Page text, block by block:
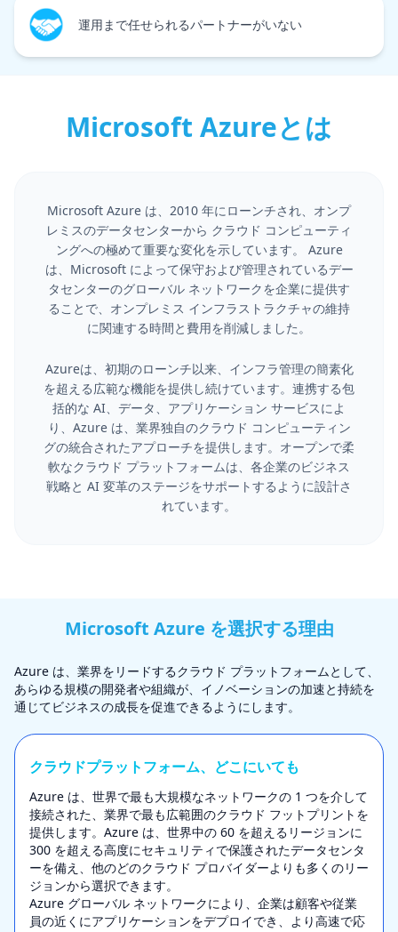
運用まで任せられるパートナーがいない
Microsoft Azureとは
Microsoft Azure は、2010 年にローンチされ、オンプ
レミスのデータセンターから クラウド コンピューティ
ングへの極めて重要な変化を示しています。 Azure
は、Microsoft によって保守および管理されているデー
タセンターのグローバル ネットワークを企業に提供す
ることで、オンプレミス インフラストラクチャの維持
に関連する時間と費用を削減しました。
Azureは、初期のローンチ以来、インフラ管理の簡素化
を超える広範な機能を提供し続けています。連携する包
括的な AI、データ、アプリケーション サービスによ
り、Azure は、業界独自のクラウド コンピューティン
グの統合されたアプローチを提供します。オープンで柔
軟なクラウド プラットフォームは、各企業のビジネス
戦略と AI 変革のステージをサポートするように設計さ
れています。
Microsoft Azure を選択する理由
Azure は、業界をリードするクラウド プラットフォームとして、
あらゆる規模の開発者や組織が、イノベーションの加速と持続を
通じてビジネスの成長を促進できるようにします。
クラウドプラットフォーム、どこにいても
Azure は、世界で最も大規模なネットワークの 1 つを介して
接続された、業界で最も広範囲のクラウド フットプリントを
提供します。Azure は、世界中の 60 を超えるリージョンに
300 を超える高度にセキュリティで保護されたデータセンタ
ーを備え、他のどのクラウド プロバイダーよりも多くのリー
ジョンから選択できます。
Azure グローバル ネットワークにより、企業は顧客や従業
員の近くにアプリケーションをデプロイでき、より高速で応